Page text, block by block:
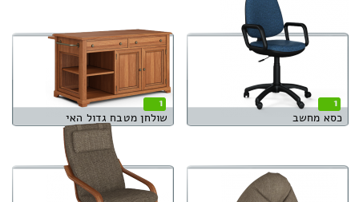
1
כסא מחשב
1
שולחן מטבח גדול האי